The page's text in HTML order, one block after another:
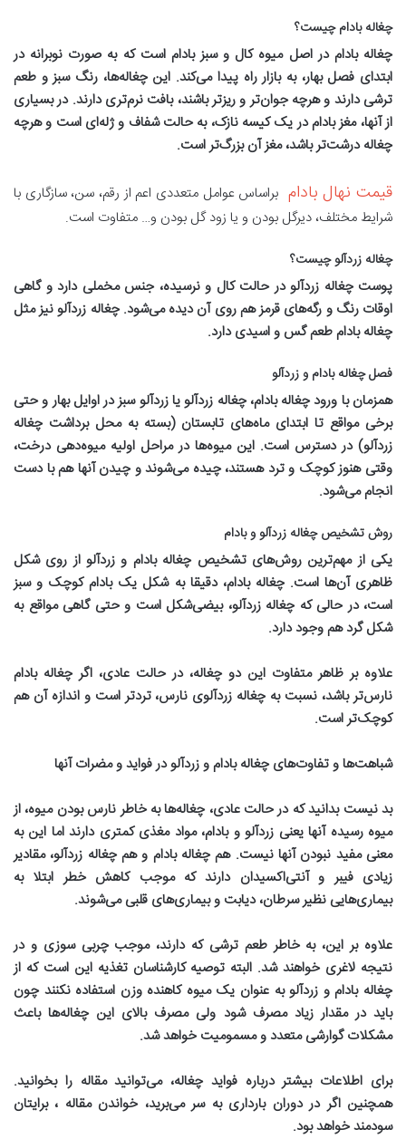
چغاله بادام چیست؟
چغاله بادام در اصل میوه کال و سبز بادام است که به صورت نوبرانه در
ابتدای فصل بهار، به بازار راه پیدا می‌کند. این چغاله‌ها، رنگ سبز و طعم
ترشی دارند و هرچه جوان‌تر و ریزتر باشند، بافت نرم‌تری دارند. در بسیاری
از آنها، مغز بادام در یک کیسه نازک، به حالت شفاف و ژله‌ای است و هرچه
چغاله درشت‌تر باشد، مغز آن بزرگ‌تر است.
قیمت نهال بادام براساس عوامل متعددی اعم از رقم، سن، سازگاری با
شرایط مختلف، دیرگل بودن و یا زود گل بودن و… متفاوت است.
چغاله زردآلو چیست؟
پوست چغاله زردآلو در حالت کال و نرسیده، جنس مخملی دارد و گاهی
اوقات رنگ و رگه‌های قرمز هم روی آن دیده می‌شود. چغاله زردآلو نیز مثل
چغاله بادام طعم گس و اسیدی دارد.
فصل چغاله بادام و زردآلو
همزمان با ورود چغاله بادام، چغاله زردآلو یا زردآلو سبز در اوایل بهار و حتی
برخی مواقع تا ابتدای ماه‌های تابستان (بسته به محل برداشت چغاله
زردآلو) در دسترس است. این میوه‌ها در مراحل اولیه میوه‌دهی درخت،
وقتی هنوز کوچک و ترد هستند، چیده می‌شوند و چیدن آنها هم با دست
انجام می‌شود.
روش تشخیص چغاله زردآلو و بادام
یکی از مهم‌ترین روش‌های تشخیص چغاله بادام و زردآلو از روی شکل
ظاهری آن‌ها است. چغاله بادام، دقیقا به شکل یک بادام کوچک و سبز
است، در حالی که چغاله زردآلو، بیضی‌شکل است و حتی گاهی مواقع به
شکل گرد هم وجود دارد.
علاوه بر ظاهر متفاوت این دو چغاله، در حالت عادی، اگر چغاله بادام
نارس‌تر باشد، نسبت به چغاله زردآلوی نارس، تردتر است و اندازه آن هم
کوچک‌تر است.
شباهت‌ها و تفاوت‌های چغاله بادام و زردآلو در فواید و مضرات آنها
بد نیست بدانید که در حالت عادی، چغاله‌ها به خاطر نارس بودن میوه، از
میوه رسیده آنها یعنی زردآلو و بادام، مواد مغذی کمتری دارند اما این به
معنی مفید نبودن آنها نیست. هم چغاله بادام و هم چغاله زردآلو، مقادیر
زیادی فیبر و آنتی‌اکسیدان دارند که موجب کاهش خطر ابتلا به
بیماری‌هایی نظیر سرطان، دیابت و بیماری‌های قلبی می‌شوند.
علاوه بر این، به خاطر طعم ترشی که دارند، موجب چربی سوزی و در
نتیجه لاغری خواهند شد. البته توصیه کارشناسان تغذیه این است که از
چغاله بادام و زردآلو به عنوان یک میوه کاهنده وزن استفاده نکنند چون
باید در مقدار زیاد مصرف شود ولی مصرف بالای این چغاله‌ها باعث
مشکلات گوارشی متعدد و مسمومیت خواهد شد.
برای اطلاعات بیشتر درباره فواید چغاله، می‌توانید مقاله را بخوانید.
همچنین اگر در دوران بارداری به سر می‌برید، خواندن مقاله ، برایتان
سودمند خواهد بود.